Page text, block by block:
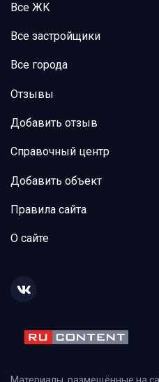
Все ЖК
Все застройщики
Все города
Отзывы
Добавить отзыв
Справочный центр
Добавить объект
Правила сайта
О сайте